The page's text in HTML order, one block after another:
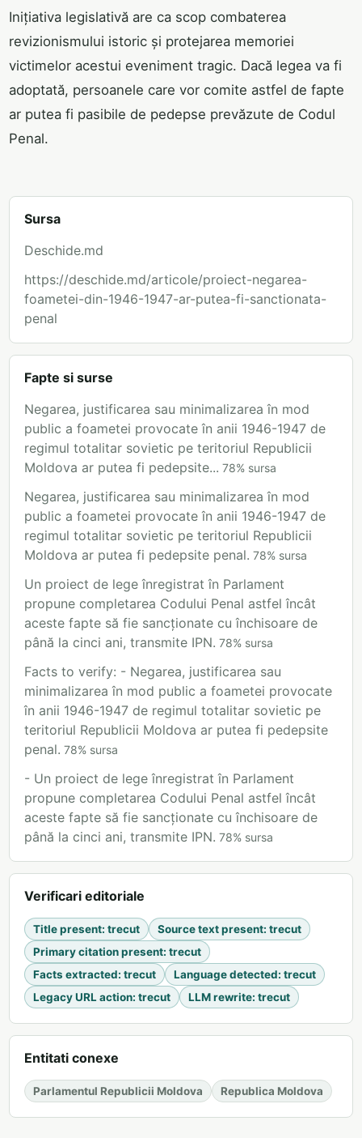
Inițiativa legislativă are ca scop combaterea
revizionismului istoric și protejarea memoriei
victimelor acestui eveniment tragic. Dacă legea va fi
adoptată, persoanele care vor comite astfel de fapte
ar putea fi pasibile de pedepse prevăzute de Codul
Penal.
Sursa
Deschide.md
https://deschide.md/articole/proiect-negarea-
foametei-din-1946-1947-ar-putea-fi-sanctionata-
penal
Fapte si surse
Negarea, justificarea sau minimalizarea în mod
public a foametei provocate în anii 1946-1947 de
regimul totalitar sovietic pe teritoriul Republicii
Moldova ar putea fi pedepsite... 78% sursa
Negarea, justificarea sau minimalizarea în mod
public a foametei provocate în anii 1946-1947 de
regimul totalitar sovietic pe teritoriul Republicii
Moldova ar putea fi pedepsite penal. 78% sursa
Un proiect de lege înregistrat în Parlament
propune completarea Codului Penal astfel încât
aceste fapte să fie sancționate cu închisoare de
până la cinci ani, transmite IPN. 78% sursa
Facts to verify: - Negarea, justificarea sau
minimalizarea în mod public a foametei provocate
în anii 1946-1947 de regimul totalitar sovietic pe
teritoriul Republicii Moldova ar putea fi pedepsite
penal. 78% sursa
- Un proiect de lege înregistrat în Parlament
propune completarea Codului Penal astfel încât
aceste fapte să fie sancționate cu închisoare de
până la cinci ani, transmite IPN. 78% sursa
Verificari editoriale
Title present: trecut Source text present: trecut
Primary citation present: trecut
Facts extracted: trecut Language detected: trecut
Legacy URL action: trecut LLM rewrite: trecut
Entitati conexe
Parlamentul Republicii Moldova Republica Moldova